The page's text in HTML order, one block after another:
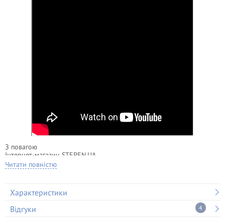
З повагою
Інтернет-магазин STEPEN.UA
БЕЗКОШТОВНА консультація з
Читати повністю
Характеристики
Відгуки
4